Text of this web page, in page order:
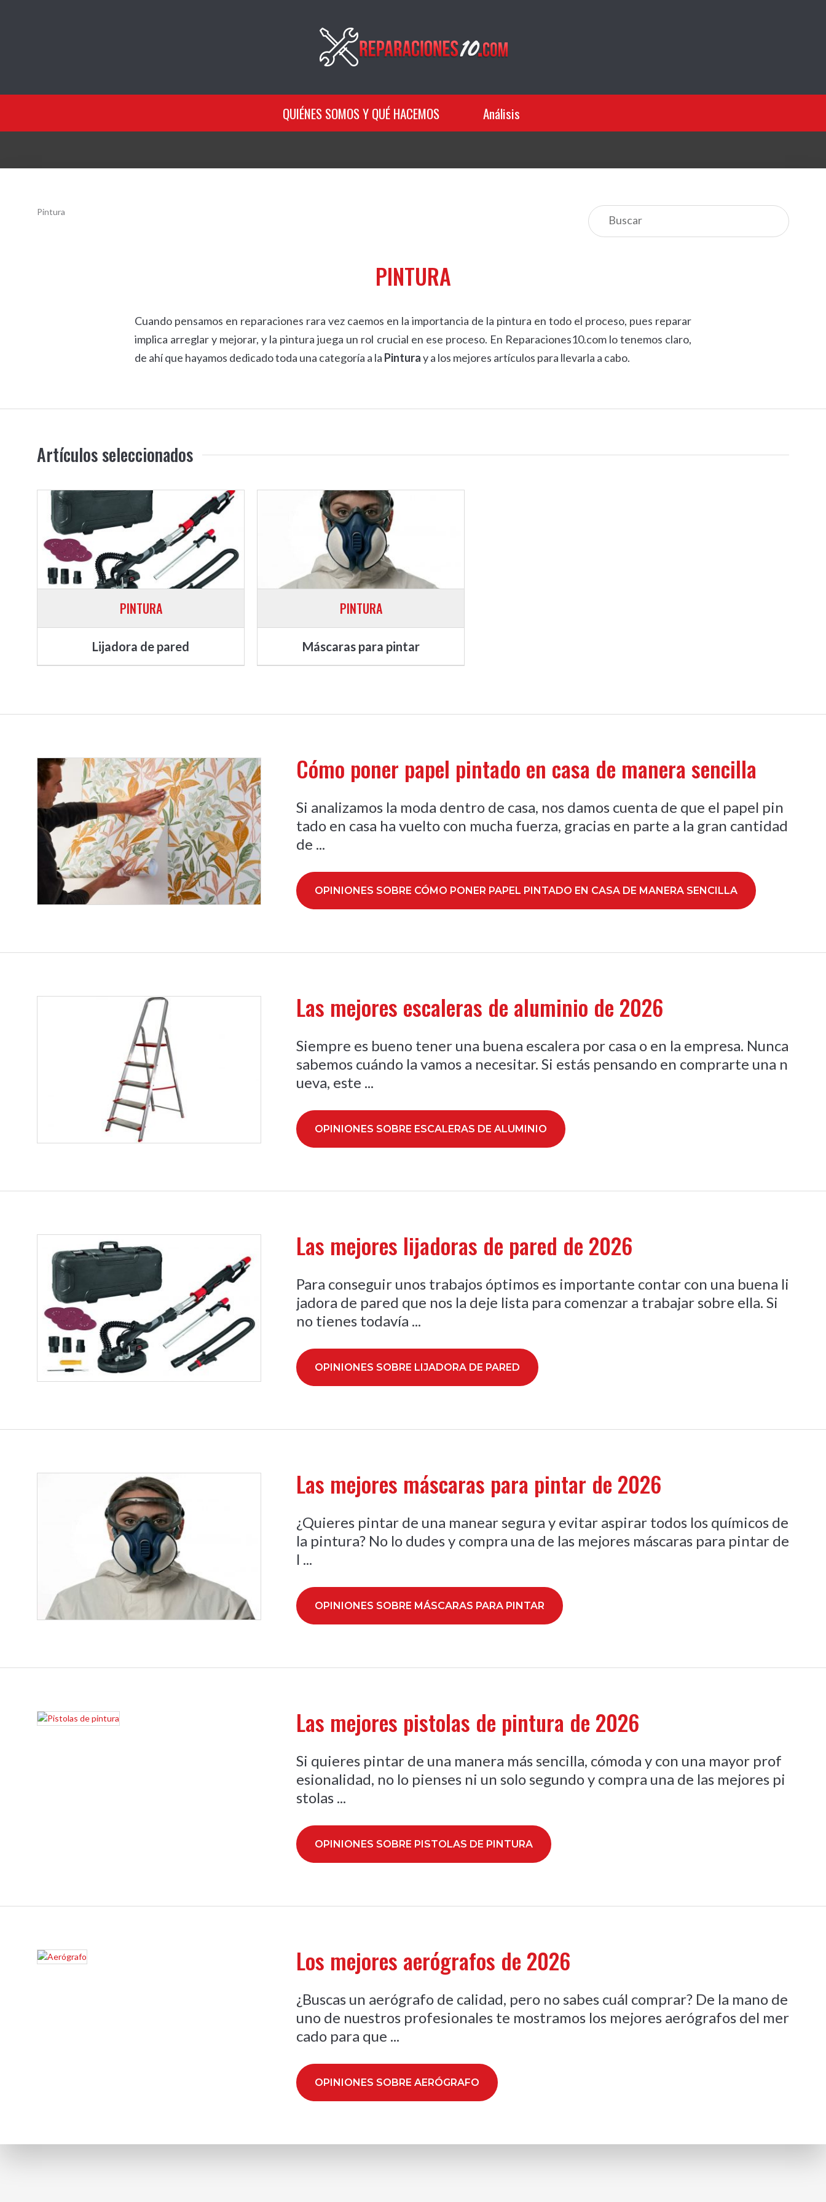
QUIÉNES SOMOS Y QUÉ HACEMOS Análisis
Pintura
PINTURA
Cuando pensamos en reparaciones rara vez caemos en la importancia de la pintura en todo el proceso, pues reparar
implica arreglar y mejorar, y la pintura juega un rol crucial en ese proceso. En Reparaciones10.com lo tenemos claro,
de ahí que hayamos dedicado toda una categoría a la Pinturay a los mejores artículos para llevarla a cabo.
Artículos seleccionados
PINTURA
Lijadora de pared
PINTURA
Máscaras para pintar
Cómo poner papel pintado en casa de manera sencilla
Si analizamos la moda dentro de casa, nos damos cuenta de que el papel pin
tado en casa ha vuelto con mucha fuerza, gracias en parte a la gran cantidad
de ...
OPINIONES SOBRE CÓMO PONER PAPEL PINTADO EN CASA DE MANERA SENCILLA
Las mejores escaleras de aluminio de 2026
Siempre es bueno tener una buena escalera por casa o en la empresa. Nunca
sabemos cuándo la vamos a necesitar. Si estás pensando en comprarte una n
ueva, este ...
OPINIONES SOBRE ESCALERAS DE ALUMINIO
Las mejores lijadoras de pared de 2026
Para conseguir unos trabajos óptimos es importante contar con una buena li
jadora de pared que nos la deje lista para comenzar a trabajar sobre ella. Si
no tienes todavía ...
OPINIONES SOBRE LIJADORA DE PARED
Las mejores máscaras para pintar de 2026
¿Quieres pintar de una manear segura y evitar aspirar todos los químicos de
la pintura? No lo dudes y compra una de las mejores máscaras para pintar de
l ...
OPINIONES SOBRE MÁSCARAS PARA PINTAR
Las mejores pistolas de pintura de 2026
Si quieres pintar de una manera más sencilla, cómoda y con una mayor prof
esionalidad, no lo pienses ni un solo segundo y compra una de las mejores pi
stolas ...
OPINIONES SOBRE PISTOLAS DE PINTURA
Los mejores aerógrafos de 2026
¿Buscas un aerógrafo de calidad, pero no sabes cuál comprar? De la mano de
uno de nuestros profesionales te mostramos los mejores aerógrafos del mer
cado para que ...
OPINIONES SOBRE AERÓGRAFO